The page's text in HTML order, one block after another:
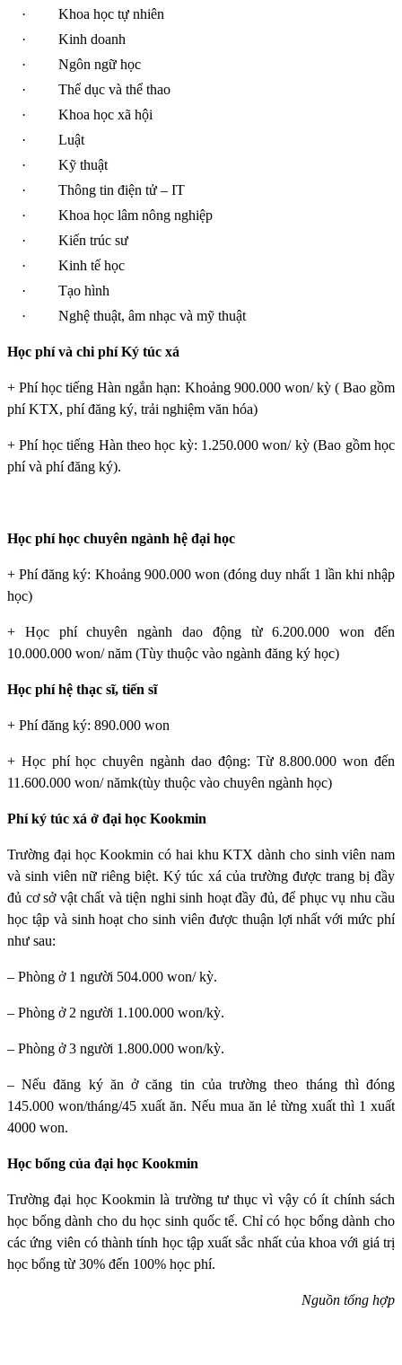
·
Khoa học tự nhiên
·
Kinh doanh
·
Ngôn ngữ học
·
Thể dục và thể thao
·
Khoa học xã hội
·
Luật
·
Kỹ thuật
·
Thông tin điện tử – IT
·
Khoa học lâm nông nghiệp
·
Kiến trúc sư
·
Kinh tế học
·
Tạo hình
·
Nghệ thuật, âm nhạc và mỹ thuật
Học phí và chi phí Ký túc xá
+ Phí học tiếng Hàn ngắn hạn: Khoảng 900.000 won/ kỳ ( Bao gồm
phí KTX, phí đăng ký, trải nghiệm văn hóa)
+ Phí học tiếng Hàn theo học kỳ: 1.250.000 won/ kỳ (Bao gồm học
phí và phí đăng ký).
Học phí học chuyên ngành hệ đại học
+ Phí đăng ký: Khoảng 900.000 won (đóng duy nhất 1 lần khi nhập
học)
+ Học phí chuyên ngành dao động từ 6.200.000 won đến
10.000.000 won/ năm (Tùy thuộc vào ngành đăng ký học)
Học phí hệ thạc sĩ, tiến sĩ
+ Phí đăng ký: 890.000 won
+ Học phí học chuyên ngành dao động: Từ 8.800.000 won đến
11.600.000 won/ nămk(tùy thuộc vào chuyên ngành học)
Phí ký túc xá ở đại học Kookmin
Trường đại học Kookmin có hai khu KTX dành cho sinh viên nam
và sinh viên nữ riêng biệt. Ký túc xá của trường được trang bị đầy
đủ cơ sở vật chất và tiện nghi sinh hoạt đầy đủ, để phục vụ nhu cầu
học tập và sinh hoạt cho sinh viên được thuận lợi nhất với mức phí
như sau:
– Phòng ở 1 người 504.000 won/ kỳ.
– Phòng ở 2 người 1.100.000 won/kỳ.
– Phòng ở 3 người 1.800.000 won/kỳ.
– Nếu đăng ký ăn ở căng tin của trường theo tháng thì đóng
145.000 won/tháng/45 xuất ăn. Nếu mua ăn lẻ từng xuất thì 1 xuất
4000 won.
Học bổng của đại học Kookmin
Trường đại học Kookmin là trường tư thục vì vậy có ít chính sách
học bổng dành cho du học sinh quốc tế. Chỉ có học bổng dành cho
các ứng viên có thành tính học tập xuất sắc nhất của khoa với giá trị
học bổng từ 30% đến 100% học phí.
Nguồn tổng hợp